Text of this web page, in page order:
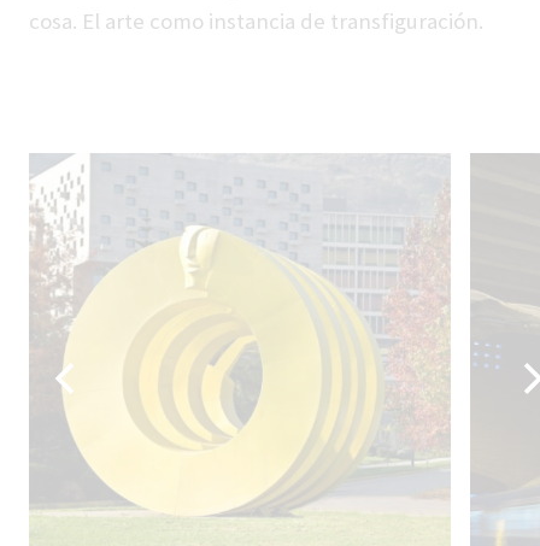
cosa. El arte como instancia de transfiguración.